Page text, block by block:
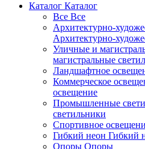
Каталог Каталог
Все Все
Архитектурно-
Архитектурно-
Уличные и
магистральные
Ландшафтное
Коммерческое
освещение
Промышленные
светильники
Спортивное
Гибкий неон Гибкий
Опоры Опоры